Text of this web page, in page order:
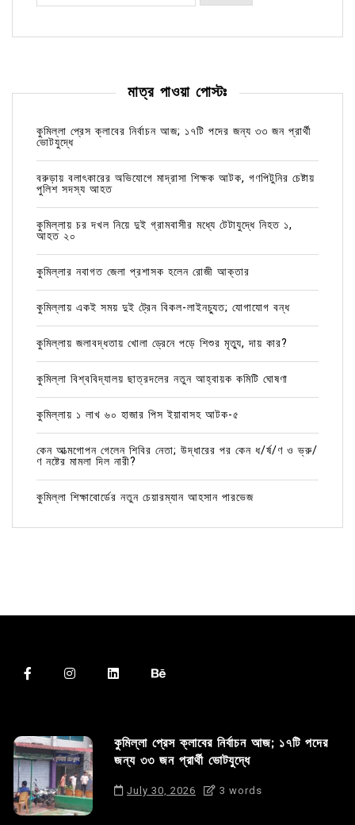
মাত্র পাওয়া পোস্টঃ
কুমিল্লা প্রেস ক্লাবের নির্বাচন আজ; ১৭টি পদের জন্য ৩৩ জন প্রার্থী
ভোটযুদ্ধে
বরুড়ায় বলাৎকারের অভিযোগে মাদ্রাসা শিক্ষক আটক, গণপিটুনির চেষ্টায়
পুলিশ সদস্য আহত
কুমিল্লায় চর দখল নিয়ে দুই গ্রামবাসীর মধ্যে টেটাযুদ্ধে নিহত ১,
আহত ২০
কুমিল্লার নবাগত জেলা প্রশাসক হলেন রোজী আক্তার
কুমিল্লায় একই সময় দুই ট্রেন বিকল-লাইনচ্যুত; যোগাযোগ বন্ধ
কুমিল্লায় জলাবদ্ধতায় খোলা ড্রেনে পড়ে শিশুর মৃত্যু, দায় কার?
কুমিল্লা বিশ্ববিদ্যালয় ছাত্রদলের নতুন আহ্বায়ক কমিটি ঘোষণা
কুমিল্লায় ১ লাখ ৬০ হাজার পিস ইয়াবাসহ আটক-৫
কেন আত্মগোপন গেলেন শিবির নেতা; উদ্ধারের পর কেন ধ/র্ষ/ণ ও ভ্রু/
ণ নষ্টের মামলা দিল নারী?
কুমিল্লা শিক্ষাবোর্ডের নতুন চেয়ারম্যান আহসান পারভেজ
কুমিল্লা প্রেস ক্লাবের নির্বাচন আজ; ১৭টি পদের
জন্য ৩৩ জন প্রার্থী ভোটযুদ্ধে
July 30, 2026 3 words